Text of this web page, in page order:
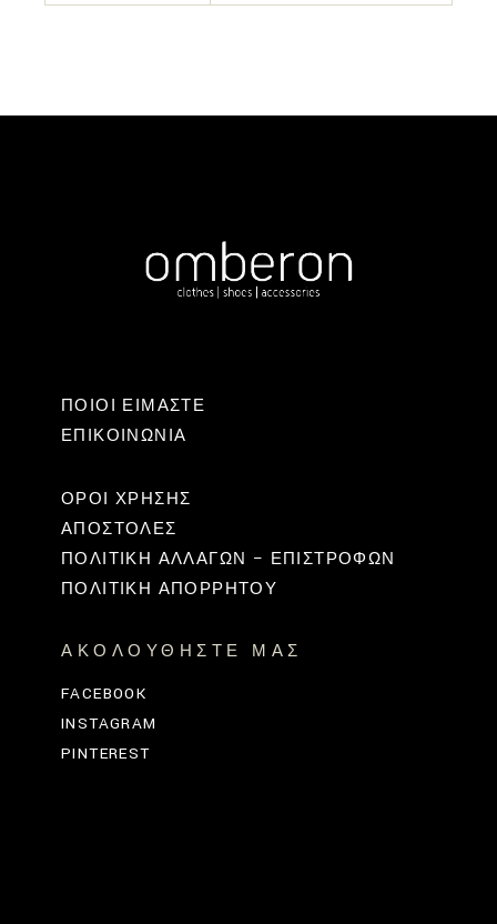
ΠΟΙΟΙ ΕΙΜΑΣΤΕ
ΕΠΙΚΟΙΝΩΝΊΑ
ΟΡΟΙ ΧΡΗΣΗΣ
ΑΠΟΣΤΟΛΕΣ
ΠΟΛΙΤΙΚΉ ΑΛΛΑΓΏΝ – ΕΠΙΣΤΡΟΦΏΝ
ΠΟΛΙΤΙΚΗ ΑΠΟΡΡΗΤΟΥ
ΑΚΟΛΟΥΘΉΣΤΕ ΜΑΣ
FACEBOOK
INSTAGRAM
PINTEREST